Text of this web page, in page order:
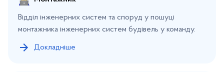
Відділ інженерних систем та споруд у пошуці
монтажника інженерних систем будівель у команду.
Докладніше